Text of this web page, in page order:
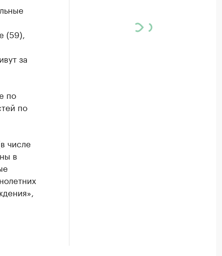
(59),
за
по
по
числе
в